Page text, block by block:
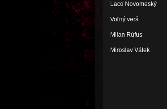
Laco Novomeský
Voľný verš
Milan Rúfus
Miroslav Válek